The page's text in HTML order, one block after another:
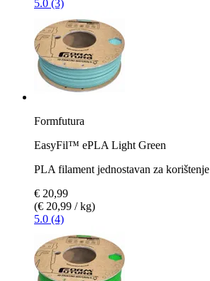
5.0 (3)
Formfutura
EasyFil™ ePLA Light Green
PLA filament jednostavan za korištenje
€ 20,99
(€ 20,99 / kg)
5.0 (4)